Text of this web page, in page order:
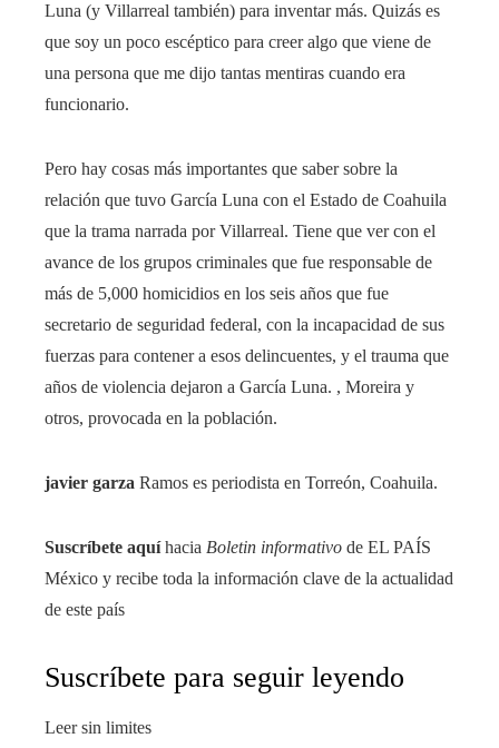
Luna (y Villarreal también) para inventar más. Quizás es
que soy un poco escéptico para creer algo que viene de
una persona que me dijo tantas mentiras cuando era
funcionario.
Pero hay cosas más importantes que saber sobre la
relación que tuvo García Luna con el Estado de Coahuila
que la trama narrada por Villarreal. Tiene que ver con el
avance de los grupos criminales que fue responsable de
más de 5,000 homicidios en los seis años que fue
secretario de seguridad federal, con la incapacidad de sus
fuerzas para contener a esos delincuentes, y el trauma que
años de violencia dejaron a García Luna. , Moreira y
otros, provocada en la población.
javier garza Ramos es periodista en Torreón, Coahuila.
Suscríbete aquí hacia Boletin informativo de EL PAÍS
México y recibe toda la información clave de la actualidad
de este país
Suscríbete para seguir leyendo
Leer sin limites